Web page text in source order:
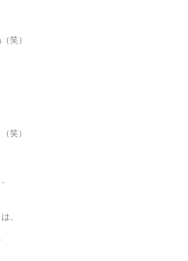
笑）
笑）
、